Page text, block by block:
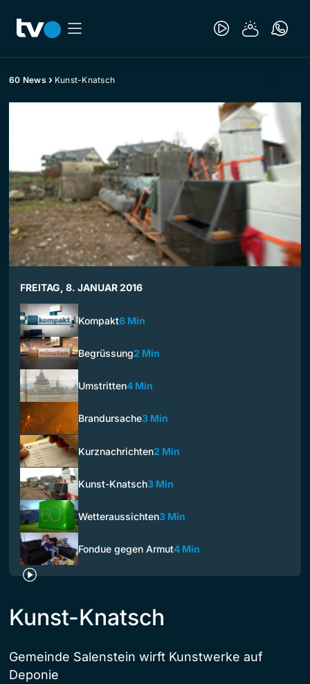
60 News Kunst-Knatsch
FREITAG, 8. JANUAR 2016
Kompakt6 Min
Begrüssung2 Min
Umstritten4 Min
Brandursache3 Min
Kurznachrichten2 Min
Kunst-Knatsch3 Min
Wetteraussichten3 Min
Fondue gegen Armut4 Min
Kunst-Knatsch
Gemeinde Salenstein wirft Kunstwerke auf
Deponie